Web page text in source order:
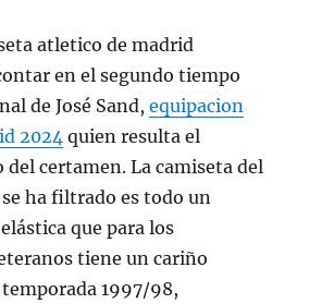
en el segundo tiempo
de José Sand,equipacion
2024 quien resulta el
certamen. La camiseta del
ha filtrado es todo un
que para los
tiene un cariño
1997/98,